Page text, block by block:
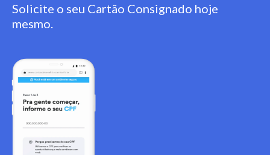
Solicite o seu Cartão Consignado hoje
mesmo.